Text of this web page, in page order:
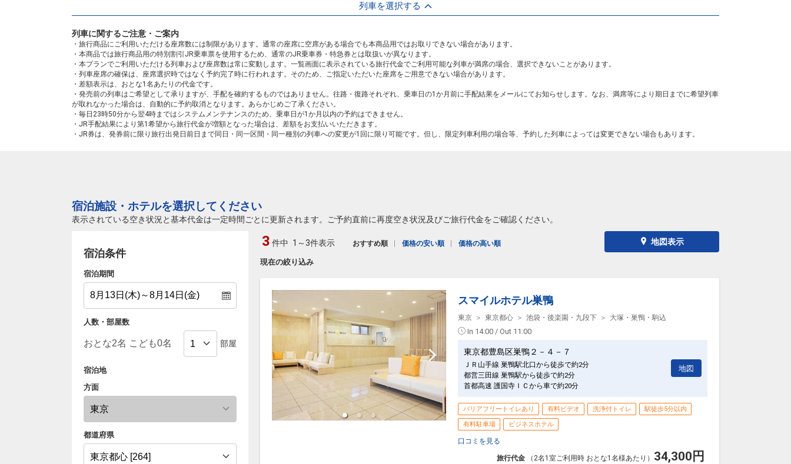
列車を選択する
列車に関するご注意・ご案内
・旅行商品にご利用いただける座席数には制限があります。通常の座席に空席がある場合でも本商品用ではお取りできない場合があります。
・本商品では旅行商品用の特別割引JR乗車票を使用するため、通常のJR乗車券・特急券とは取扱いが異なります。
・本プランでご利用いただける列車および座席数は常に変動します。一覧画面に表示されている旅行代金でご利用可能な列車が満席の場合、選択できないことがあります。
・列車座席の確保は、座席選択時ではなく予約完了時に行われます。そのため、ご指定いただいた座席をご用意できない場合があります。
・差額表示は、おとな1名あたりの代金です。
・発売前の列車はご希望として承りますが、手配を確約するものではありません。往路・復路それぞれ、乗車日の1か月前に手配結果をメールにてお知らせします。なお、満席等により期日までに希望列車
が取れなかった場合は、自動的に予約取消となります。あらかじめご了承ください。
・毎日23時50分から翌4時まではシステムメンテナンスのため、乗車日が1か月以内の予約はできません。
・JR手配結果により第1希望から旅行代金が増額となった場合は、差額をお支払いいただきます。
・JR券は、発券前に限り旅行出発日前日まで同日・同一区間・同一種別の列車への変更が1回に限り可能です。但し、限定列車利用の場合等、予約した列車によっては変更できない場合もあります。
宿泊施設・ホテルを選択してください
表示されている空き状況と基本代金は一定時間ごとに更新されます。ご予約直前に再度空き状況及びご旅行代金をご確認ください。
宿泊条件
宿泊期間
人数・部屋数
部屋
宿泊地
方面
都道府県
地図表示
現在の絞り込み
3 件中 1～3件表示 おすすめ順 価格の安い順 価格の高い順
スマイルホテル巣鴨
東京 東京都心 池袋・後楽園・九段下 大塚・巣鴨・駒込
In 14:00 / Out 11:00
東京都豊島区巣鴨２－４－７
ＪＲ山手線 巣鴨駅北口から徒歩で約2分
都営三田線 巣鴨駅から徒歩で約2分
首都高速 護国寺ＩＣから車で約20分
地図
バリアフリートイレあり 有料ビデオ 洗浄付トイレ
駅徒歩5分以内
有料駐車場
ビジネスホテル
口コミを見る
旅行代金 （2名1室ご利用時 おとな1名様あたり） 34,300 円